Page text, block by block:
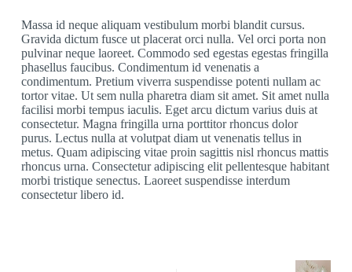
Massa id neque aliquam vestibulum morbi blandit cursus.
Gravida dictum fusce ut placerat orci nulla. Vel orci porta non
pulvinar neque laoreet. Commodo sed egestas egestas fringilla
phasellus faucibus. Condimentum id venenatis a
condimentum. Pretium viverra suspendisse potenti nullam ac
tortor vitae. Ut sem nulla pharetra diam sit amet. Sit amet nulla
facilisi morbi tempus iaculis. Eget arcu dictum varius duis at
consectetur. Magna fringilla urna porttitor rhoncus dolor
purus. Lectus nulla at volutpat diam ut venenatis tellus in
metus. Quam adipiscing vitae proin sagittis nisl rhoncus mattis
rhoncus urna. Consectetur adipiscing elit pellentesque habitant
morbi tristique senectus. Laoreet suspendisse interdum
consectetur libero id.